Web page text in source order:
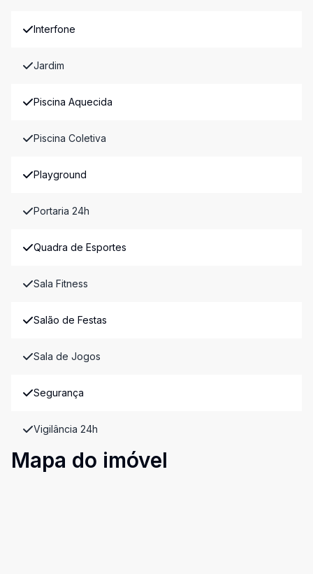
Interfone
Jardim
Piscina Aquecida
Piscina Coletiva
Playground
Portaria 24h
Quadra de Esportes
Sala Fitness
Salão de Festas
Sala de Jogos
Segurança
Vigilância 24h
Mapa do imóvel